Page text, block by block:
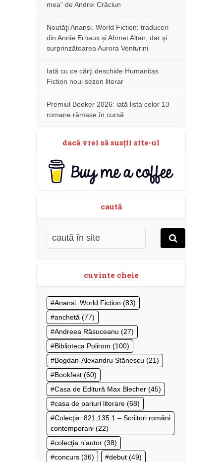
mea” de Andrei Crăciun
Noutăţi Anansi. World Fiction: traduceri
din Annie Ernaux și Ahmet Altan, dar şi
surprinzătoarea Aurora Venturini
Iată cu ce cărţi deschide Humanitas
Fiction noul sezon literar
Premiul Booker 2026: iată lista celor 13
romane rămase în cursă
dacă vrei să susţii site-ul
caută
cuvinte cheie
Anansi. World Fiction (83)
anchetă (77)
Andreea Răsuceanu (27)
Biblioteca Polirom (100)
Bogdan-Alexandru Stănescu (21)
Bookfest (60)
Casa de Editură Max Blecher (45)
casa de pariuri literare (68)
Colecţia: 821.135.1 – Scriitori români
contemporani (22)
colecţia n’autor (38)
concurs (36) debut (49)